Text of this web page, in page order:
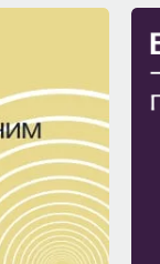
СОМНОЛОГИЯ